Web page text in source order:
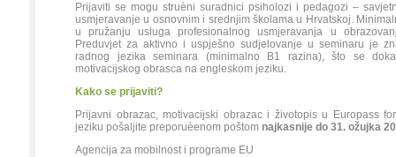
Prijaviti se mogu struèni suradnici psiholozi i pedagozi –
usmjeravanje u osnovnim i srednjim školama u Hrvatskoj.
u pružanju usluga profesionalnog usmjeravanja u
Preduvjet za aktivno i uspješno sudjelovanje u seminaru je
radnog jezika seminara (minimalno B1 razina), što se
motivacijskog obrasca na engleskom jeziku.
Kako se prijaviti?
Prijavni obrazac, motivacijski obrazac i životopis u Europass
jeziku pošaljite preporuèenom poštom najkasnije do 31. ožujka
Agencija za mobilnost i programe EU